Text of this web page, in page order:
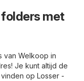
met
van Welkoop in
Je kunt altijd de
op Losser -